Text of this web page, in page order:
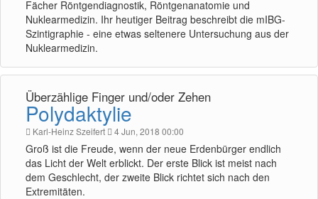
Fächer Röntgendiagnostik, Röntgenanatomie und
Nuklearmedizin. Ihr heutiger Beitrag beschreibt die mIBG-
Szintigraphie - eine etwas seltenere Untersuchung aus der
Nuklearmedizin.
Überzählige Finger und/oder Zehen
Polydaktylie
Karl-Heinz Szeifert 4 Jun, 2018 00:00
Groß ist die Freude, wenn der neue Erdenbürger endlich
das Licht der Welt erblickt. Der erste Blick ist meist nach
dem Geschlecht, der zweite Blick richtet sich nach den
Extremitäten.